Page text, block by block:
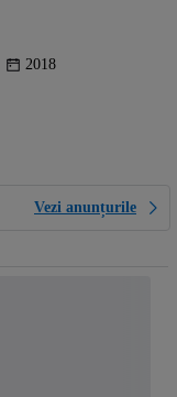
2018
Vezi anunțurile